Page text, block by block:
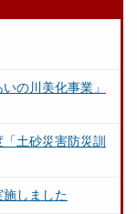
の川美化事業」
土砂災害防災訓
しました